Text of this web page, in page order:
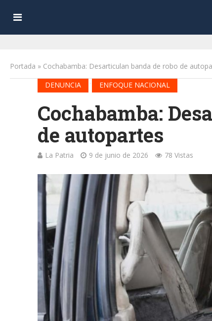
Portada » Cochabamba: Desarticulan banda de robo de
DENUNCIA
ENFOQUE NACIONAL
Cochabamba:
de autopartes
La Patria 9 de junio de 2026 78 Vistas